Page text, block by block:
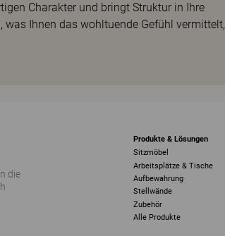
Charakter und bringt Struktur in Ihre
was Ihnen das wohltuende Gefühl vermittelt,
die
Produkte & Lösungen
Sitzmöbel
Arbeitsplätze & Tische
Aufbewahrung
Stellwände
Zubehör
Alle Produkte